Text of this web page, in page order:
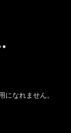
になれません。